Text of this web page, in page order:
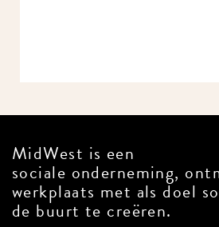
MidWest is een
sociale onderneming,
werkplaats met als doel
de buurt te creëren.